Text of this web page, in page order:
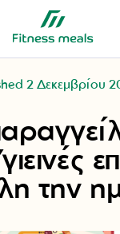
2 Δεκεμβρίου
την